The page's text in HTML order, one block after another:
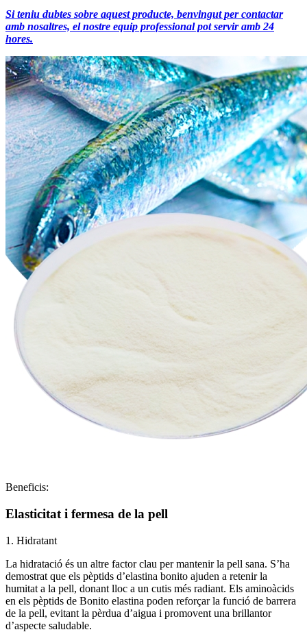
Si teniu dubtes sobre aquest producte, benvingut per contactar
amb nosaltres, el nostre equip professional pot servir amb 24
hores.
Beneficis:
Elasticitat i fermesa de la pell
1. Hidratant
La hidratació és un altre factor clau per mantenir la pell sana. S’ha
demostrat que els pèptids d’elastina bonito ajuden a retenir la
humitat a la pell, donant lloc a un cutis més radiant. Els aminoàcids
en els pèptids de Bonito elastina poden reforçar la funció de barrera
de la pell, evitant la pèrdua d’aigua i promovent una brillantor
d’aspecte saludable.